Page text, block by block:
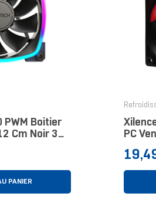
PWM Boitier
Cm Noir 3
PANIER
PC
Prix